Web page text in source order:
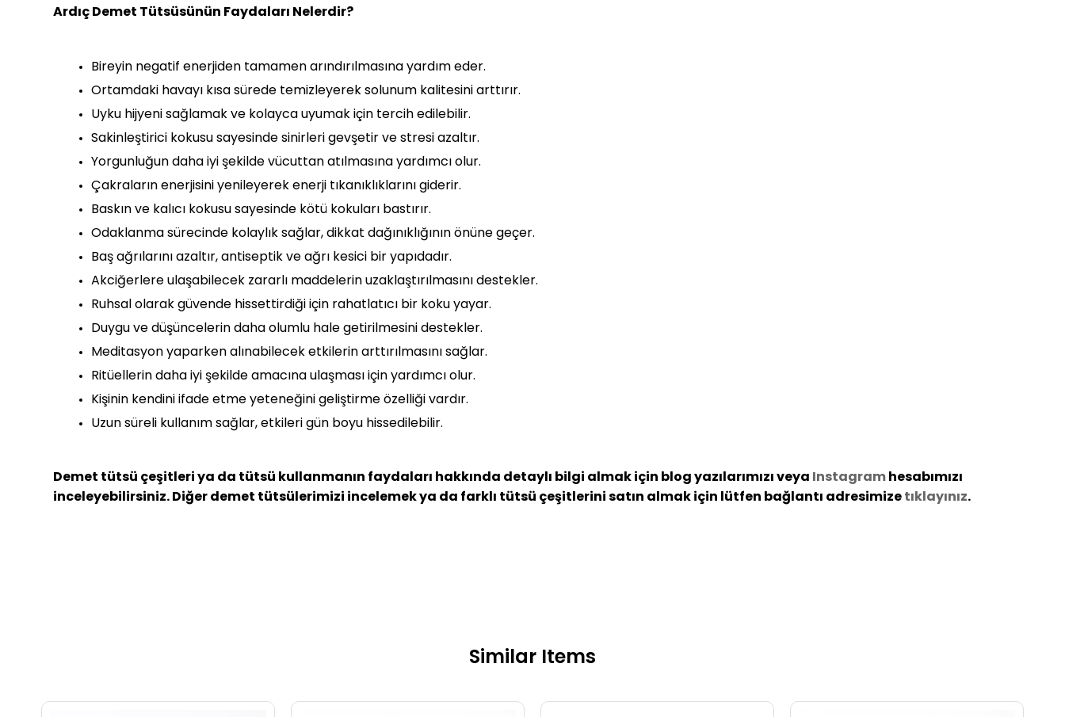
Ardıç Demet Tütsüsünün Faydaları Nelerdir?
Bireyin negatif enerjiden tamamen arındırılmasına yardım eder.
Ortamdaki havayı kısa sürede temizleyerek solunum kalitesini arttırır.
Uyku hijyeni sağlamak ve kolayca uyumak için tercih edilebilir.
Sakinleştirici kokusu sayesinde sinirleri gevşetir ve stresi azaltır.
Yorgunluğun daha iyi şekilde vücuttan atılmasına yardımcı olur.
Çakraların enerjisini yenileyerek enerji tıkanıklıklarını giderir.
Baskın ve kalıcı kokusu sayesinde kötü kokuları bastırır.
Odaklanma sürecinde kolaylık sağlar, dikkat dağınıklığının önüne geçer.
Baş ağrılarını azaltır, antiseptik ve ağrı kesici bir yapıdadır.
Akciğerlere ulaşabilecek zararlı maddelerin uzaklaştırılmasını destekler.
Ruhsal olarak güvende hissettirdiği için rahatlatıcı bir koku yayar.
Duygu ve düşüncelerin daha olumlu hale getirilmesini destekler.
Meditasyon yaparken alınabilecek etkilerin arttırılmasını sağlar.
Ritüellerin daha iyi şekilde amacına ulaşması için yardımcı olur.
Kişinin kendini ifade etme yeteneğini geliştirme özelliği vardır.
Uzun süreli kullanım sağlar, etkileri gün boyu hissedilebilir.
Demet tütsü çeşitleri ya da tütsü kullanmanın faydaları hakkında detaylı bilgi almak için blog yazılarımızı veya Instagramhesabımızı
inceleyebilirsiniz. Diğer demet tütsülerimizi incelemek ya da farklı tütsü çeşitlerini satın almak için lütfen bağlantı adresimizetıklayınız.
Similar Items